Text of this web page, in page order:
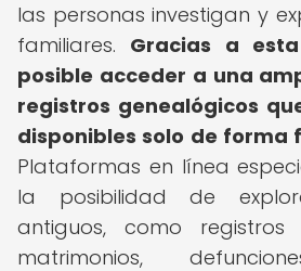
las personas investigan y
familiares. Gracias a
posible acceder a una
registros genealógicos
disponibles solo de forma
Plataformas en línea
la posibilidad de
antiguos, como registros
matrimonios,